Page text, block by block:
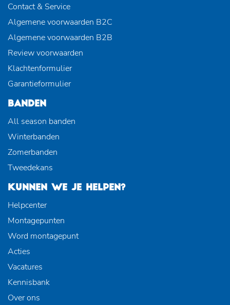
Contact & Service
Algemene voorwaarden B2C
Algemene voorwaarden B2B
Review voorwaarden
Klachtenformulier
Garantieformulier
BANDEN
All season banden
Winterbanden
Zomerbanden
Tweedekans
KUNNEN WE JE HELPEN?
Helpcenter
Montagepunten
Word montagepunt
Acties
Vacatures
Kennisbank
Over ons